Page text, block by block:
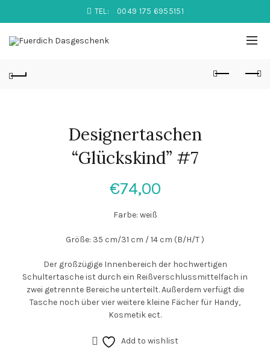
TEL: 0049 175 6955151
Designertaschen
“Glückskind” #7
€74,00
Farbe: weiß
Größe: 35 cm/31 cm / 14 cm (B/H/T )
Der großzügige Innenbereich der hochwertigen
Schultertasche ist durch ein Reißverschlussmittelfach in
zwei getrennte Bereiche unterteilt. Außerdem verfügt die
Tasche noch über vier weitere kleine Fächer für Handy,
Kosmetik ect.
Add to wishlist